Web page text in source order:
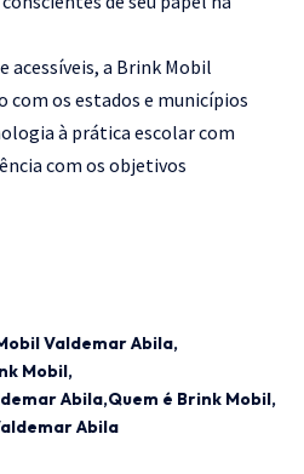
acessíveis, a Brink Mobil
com os estados e municípios
à prática escolar com
com os objetivos
Valdemar Abila
Mobil
Abila Quem é Brink Mobil
Abila